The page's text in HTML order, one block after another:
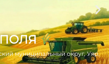
ПОЛЯ
муниципальный округ, Уяр,